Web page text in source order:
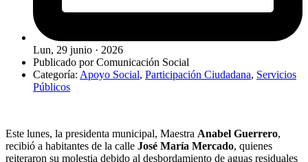
Lun, 29 junio · 2026
Publicado porComunicación Social
Categoría: Apoyo Social, Participación Ciudadana, Servicios
Públicos
Este lunes, la presidenta municipal, Maestra Anabel Guerrero,
recibió a habitantes de la calle José María Mercado, quienes
reiteraron su molestia debido al desbordamiento de aguas residuales